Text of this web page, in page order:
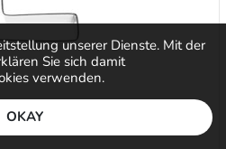
unserer Dienste. Mit der
Sie sich damit
verwenden.
OKAY